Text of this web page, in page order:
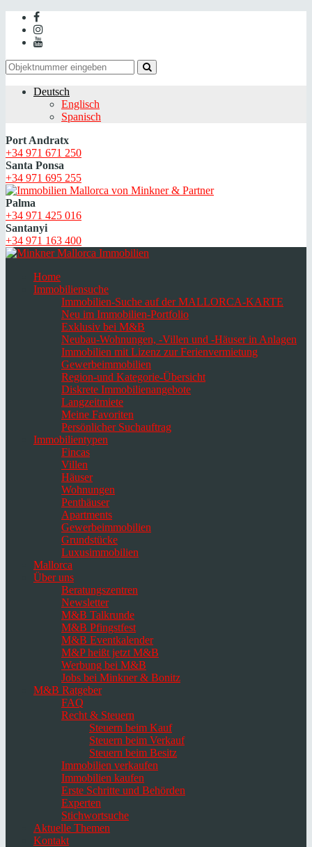
Deutsch
Englisch
Spanisch
Port Andratx
+34 971 671 250
Santa Ponsa
+34 971 695 255
Palma
+34 971 425 016
Santanyi
+34 971 163 400
Home
Immobiliensuche
Immobilien-Suche auf der MALLORCA-KARTE
Neu im Immobilien-Portfolio
Exklusiv bei M&B
Neubau-Wohnungen, -Villen und -Häuser in Anlagen
Immobilien mit Lizenz zur Ferienvermietung
Gewerbeimmobilien
Region-und Kategorie-Übersicht
Diskrete Immobilienangebote
Langzeitmiete
Meine Favoriten
Persönlicher Suchauftrag
Immobilientypen
Fincas
Villen
Häuser
Wohnungen
Penthäuser
Apartments
Gewerbeimmobilien
Grundstücke
Luxusimmobilien
Mallorca
Über uns
Beratungszentren
Newsletter
M&B Talkrunde
M&B Pfingstfest
M&B Eventkalender
M&P heißt jetzt M&B
Werbung bei M&B
Jobs bei Minkner & Bonitz
M&B Ratgeber
FAQ
Recht & Steuern
Steuern beim Kauf
Steuern beim Verkauf
Steuern beim Besitz
Immobilien verkaufen
Immobilien kaufen
Erste Schritte und Behörden
Experten
Stichwortsuche
Aktuelle Themen
Kontakt